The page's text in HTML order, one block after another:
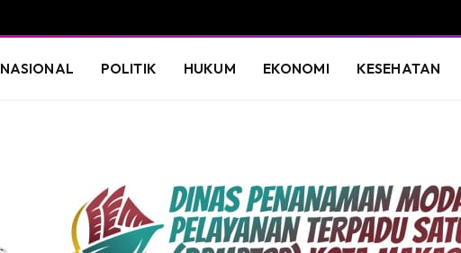
NASIONAL POLITIK HUKUM EKONOMI KESEHATAN